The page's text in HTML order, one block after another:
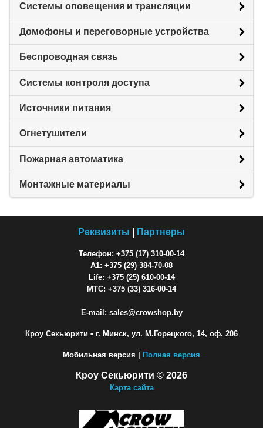
Системы оповещения и трансляции
Домофоны и переговорные устройства
Беспроводная связь
Системы контроля доступа
Источники питания
Огнетушители
Пожарная автоматика
Монтажные материалы
Реквизиты Партнеры
Телефон: +375 (17) 310-00-14
A1: +375 (29) 384-70-08
Life: +375 (25) 610-00-14
МТС: +375 (33) 316-00-14
E-mail: sales@crowshop.by
Кроу Секьюрити • г. Минск, ул. М.Горецкого, 14, оф. 206
Мобильная версия | Полная версия
Кроу Секьюрити © 2026
Карта сайта